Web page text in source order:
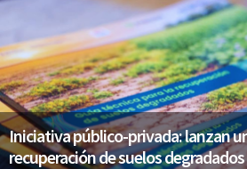
Iniciativa público-privada: lanzan
recuperación de suelos degradados